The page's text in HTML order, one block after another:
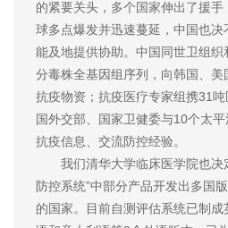
的紧要关头，多个国家伸出了援
球多点爆发并迅速蔓延，中国也
能及地提供协助。中国同世卫组
分毒株全基因组序列，向韩国、
抗疫物资；抗疫医疗专家组携31
国外交部、国家卫健委与10个太
抗疫信息、交流防控经验。
我们清华大学临床医学院也决
防控系统”中部分产品开发出多国
的国家。目前自测评估系统已制